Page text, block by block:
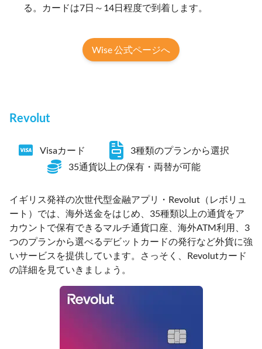
る。カードは7日～14日程度で到着します。
Wise 公式ページへ
Revolut
Visaカード
3種類のプランから選択
35通貨以上の保有・両替が可能
イギリス発祥の次世代型金融アプリ・Revolut（レボリュ
ート）では、海外送金をはじめ、35種類以上の通貨をア
カウントで保有できるマルチ通貨口座、海外ATM利用、3
つのプランから選べるデビットカードの発行など外貨に強
いサービスを提供しています。さっそく、Revolutカード
の詳細を見ていきましょう。